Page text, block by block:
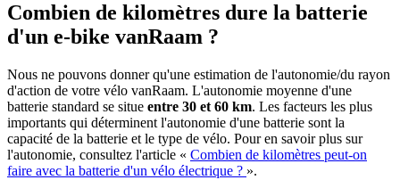
Combien de kilomètres dure la batterie
d'un e-bike vanRaam ?
Nous ne pouvons donner qu'une estimation de l'autonomie/du rayon
d'action de votre vélo vanRaam. L'autonomie moyenne d'une
batterie standard se situe entre 30 et 60 km. Les facteurs les plus
importants qui déterminent l'autonomie d'une batterie sont la
capacité de la batterie et le type de vélo. Pour en savoir plus sur
l'autonomie, consultez l'article « Combien de kilomètres peut-on
faire avec la batterie d'un vélo électrique ? ».